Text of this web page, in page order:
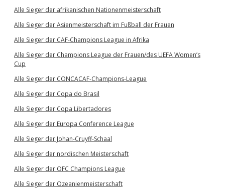
Alle Sieger der afrikanischen Nationenmeisterschaft
Alle Sieger der Asienmeisterschaft im Fußball der Frauen
Alle Sieger der CAF-Champions League in Afrika
Alle Sieger der Champions League der Frauen/des UEFA Women’s
Cup
Alle Sieger der CONCACAF-Champions-League
Alle Sieger der Copa do Brasil
Alle Sieger der Copa Libertadores
Alle Sieger der Europa Conference League
Alle Sieger der Johan-Cruyff-Schaal
Alle Sieger der nordischen Meisterschaft
Alle Sieger der OFC Champions League
Alle Sieger der Ozeanienmeisterschaft